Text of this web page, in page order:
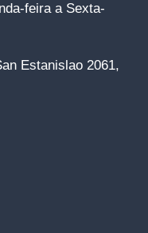
feira a Sexta-
Estanislao 2061,